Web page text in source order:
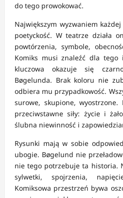
do tego prowokować.
Największym wyzwaniem
poetyckość. W teatrze działa
powtórzenia, symbole,
Komiks musi znaleźć dla tego
kluczowa okazuje się
Bøgelunda. Brak koloru nie
odbiera mu przypadkowość.
surowe, skupione,
przeciwstawne siły: życie i
ślubna niewinność i
Rysunki mają w sobie
ubogie. Bøgelund nie
nie tego potrzebuje ta historia.
sylwetki, spojrzenia,
Komiksowa przestrzeń bywa